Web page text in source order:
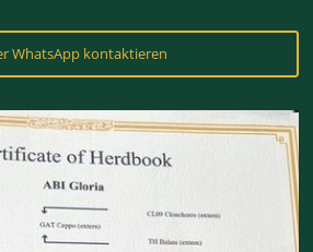
WhatsApp kontaktieren